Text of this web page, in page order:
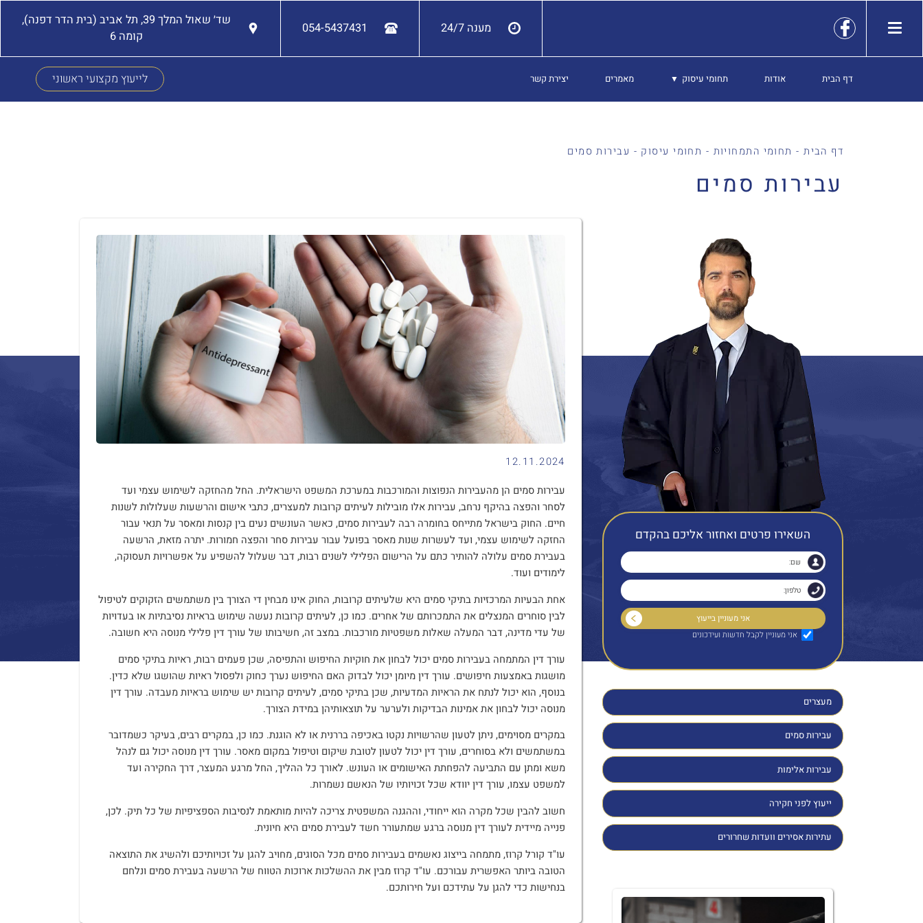
מענה 24/7 054-5437431
שד׳ שאול המלך 39, תל אביב (בית הדר דפנה),
קומה 6
דף הבית אודות תחומי עיסוק מאמרים יצירת קשר לייעוץ מקצועי ראשוני
דף הבית- תחומי התמחויות - תחומי עיסוק - עבירות סמים
עבירות סמים
השאירו פרטים ואחזור אליכם בהקדם
אני מעוניין לקבל חדשות ועידכונים
מעצרים
עבירות סמים
עבירות אלימות
ייעוץ לפני חקירה
עתירות אסירים וועדות שחרורים
12.11.2024
עבירות סמים הן מהעבירות הנפוצות והמורכבות במערכת המשפט הישראלית. החל מהחזקה לשימוש עצמי ועד
לסחר והפצה בהיקף נרחב, עבירות אלו מובילות לעיתים קרובות למעצרים, כתבי אישום והרשעות שעלולות לשנות
חיים. החוק בישראל מתייחס בחומרה רבה לעבירות סמים, כאשר העונשים נעים בין קנסות ומאסר על תנאי עבור
החזקה לשימוש עצמי, ועד לעשרות שנות מאסר בפועל עבור עבירות סחר והפצה חמורות. יתרה מזאת, הרשעה
בעבירת סמים עלולה להותיר כתם על הרישום הפלילי לשנים רבות, דבר שעלול להשפיע על אפשרויות תעסוקה,
לימודים ועוד.
אחת הבעיות המרכזיות בתיקי סמים היא שלעיתים קרובות, החוק אינו מבחין די הצורך בין משתמשים הזקוקים לטיפול
לבין סוחרים המנצלים את התמכרותם של אחרים. כמו כן, לעיתים קרובות נעשה שימוש בראיות נסיבתיות או בעדויות
של עדי מדינה, דבר המעלה שאלות משפטיות מורכבות. במצב זה, חשיבותו של עורך דין פלילי מנוסה היא חשובה.
עורך דין המתמחה בעבירות סמים יכול לבחון את חוקיות החיפוש והתפיסה, שכן פעמים רבות, ראיות בתיקי סמים
מושגות באמצעות חיפושים. עורך דין מיומן יכול לבדוק האם החיפוש נערך כחוק ולפסול ראיות שהושגו שלא כדין.
בנוסף, הוא יכול לנתח את הראיות המדעיות, שכן בתיקי סמים, לעיתים קרובות יש שימוש בראיות מעבדה. עורך דין
מנוסה יכול לבחון את אמינות הבדיקות ולערער על תוצאותיהן במידת הצורך.
במקרים מסוימים, ניתן לטעון שהרשויות נקטו באכיפה בררנית או לא הוגנת. כמו כן, במקרים רבים, בעיקר כשמדובר
במשתמשים ולא בסוחרים, עורך דין יכול לטעון לטובת שיקום וטיפול במקום מאסר. עורך דין מנוסה יכול גם לנהל
משא ומתן עם התביעה להפחתת האישומים או העונש. לאורך כל ההליך, החל מרגע המעצר, דרך החקירה ועד
למשפט עצמו, עורך דין יוודא שכל זכויותיו של הנאשם נשמרות.
חשוב להבין שכל מקרה הוא ייחודי, וההגנה המשפטית צריכה להיות מותאמת לנסיבות הספציפיות של כל תיק. לכן,
פנייה מיידית לעורך דין מנוסה ברגע שמתעורר חשד לעבירת סמים היא חיונית.
עו"ד קורל קרוז, מתמחה בייצוג נאשמים בעבירות סמים מכל הסוגים, מחויב להגן על זכויותיכם ולהשיג את התוצאה
הטובה ביותר האפשרית עבורכם. עו"ד קרוז מבין את ההשלכות ארוכות הטווח של הרשעה בעבירת סמים ונלחם
בנחישות כדי להגן על עתידכם ועל חירותכם.